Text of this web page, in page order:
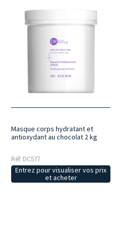
Masque corps hydratant et
antioxydant au chocolat 2 kg
Réf: DC577
Entrez pour visualiser vos prix
et acheter